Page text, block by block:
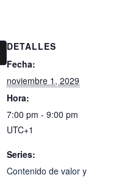
DETALLES
Fecha:
noviembre 1, 2029
Hora:
7:00 pm - 9:00 pm
UTC+1
Series:
Contenido de valor y